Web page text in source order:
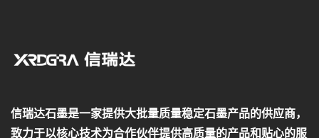
信瑞达石墨是一家提供大批量质量稳定石墨产品的供应商，
致力于以核心技术为合作伙伴提供高质量的产品和贴心的服